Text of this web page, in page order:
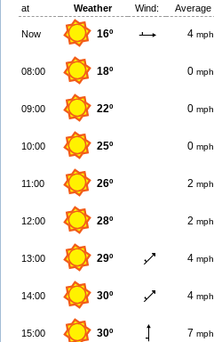
at Weather Wind: Average
Now 16º 4 mph
08:00 18º 0 mph
09:00 22º 0 mph
10:00 25º 0 mph
11:00 26º 2 mph
12:00 28º 2 mph
13:00 29º 4 mph
14:00 30º 4 mph
15:00 30º 7 mph